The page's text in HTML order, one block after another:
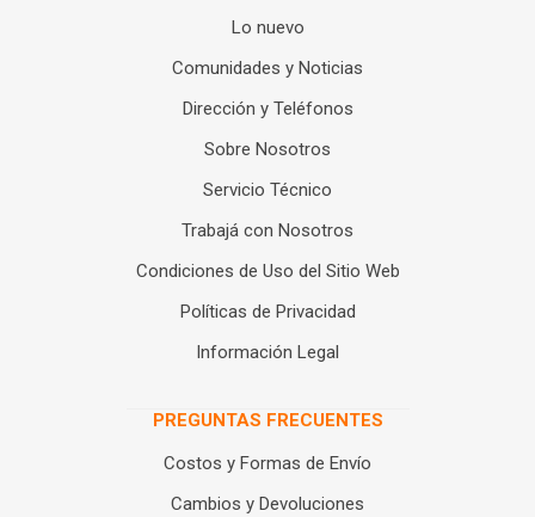
Lo nuevo
Comunidades y Noticias
Dirección y Teléfonos
Sobre Nosotros
Servicio Técnico
Trabajá con Nosotros
Condiciones de Uso del Sitio Web
Políticas de Privacidad
Información Legal
PREGUNTAS FRECUENTES
Costos y Formas de Envío
Cambios y Devoluciones